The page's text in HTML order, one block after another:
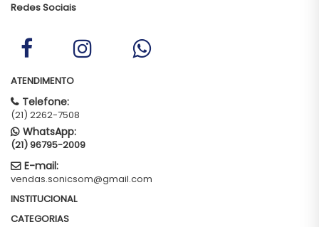
Redes Sociais
ATENDIMENTO
Telefone:
(21) 2262-7508
WhatsApp:
(21) 96795-2009
E-mail:
vendas.sonicsom@gmail.com
INSTITUCIONAL
CATEGORIAS